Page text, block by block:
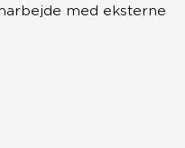
med eksterne